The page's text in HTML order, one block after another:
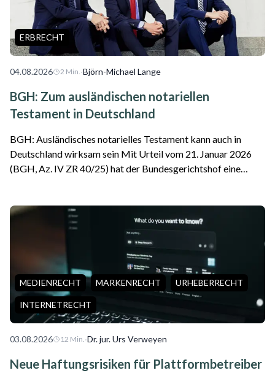
ERBRECHT
04.08.2026 2 Min.·Björn-Michael Lange
BGH: Zum ausländischen notariellen
Testament in Deutschland
BGH: Ausländisches notarielles Testament kann auch in
Deutschland wirksam sein Mit Urteil vom 21. Januar 2026
(BGH, Az. IV ZR 40/25) hat der Bundesgerichtshof eine
MEDIENRECHT MARKENRECHT URHEBERRECHT
INTERNETRECHT
03.08.2026 12 Min.·Dr. jur. Urs Verweyen
Neue Haftungsrisiken für Plattformbetreiber